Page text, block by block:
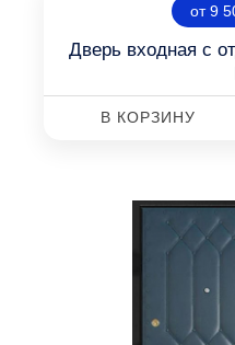
от 9
Дверь входная с
В КОРЗИНУ